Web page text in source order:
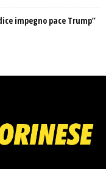
impegno pace Trump”